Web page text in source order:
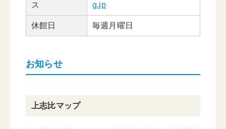
ス
g.jp
休館日 毎週月曜日
お知らせ
上志比マップ